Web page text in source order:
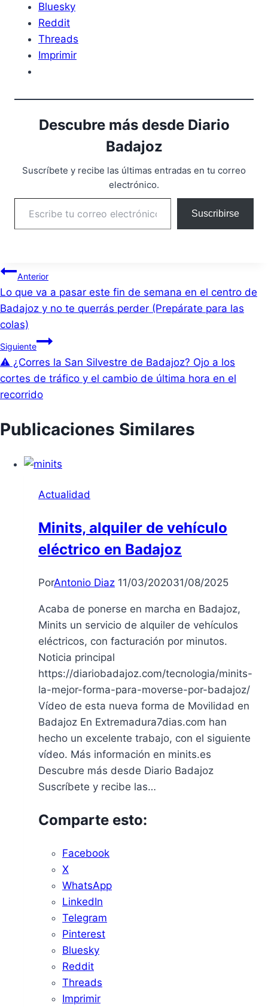
Bluesky
Reddit
Threads
Imprimir
Descubre más desde Diario
Badajoz
Suscríbete y recibe las últimas entradas en tu correo
electrónico.
Escribe tu correo electrónico…
Suscribirse
Navegación
de
entradas
Anterior
Lo que va a pasar este fin de semana en el centro de
Badajoz y no te querrás perder (Prepárate para las
colas)
Siguiente
⚠️ ¿Corres la San Silvestre de Badajoz? Ojo a los
cortes de tráfico y el cambio de última hora en el
recorrido
Publicaciones Similares
Actualidad
Minits, alquiler de vehículo
eléctrico en Badajoz
PorAntonio Diaz 11/03/202031/08/2025
Acaba de ponerse en marcha en Badajoz,
Minits un servicio de alquiler de vehículos
eléctricos, con facturación por minutos.
Noticia principal
https://diariobadajoz.com/tecnologia/minits-
la-mejor-forma-para-moverse-por-badajoz/
Vídeo de esta nueva forma de Movilidad en
Badajoz En Extremadura7dias.com han
hecho un excelente trabajo, con el siguiente
vídeo. Más información en minits.es
Descubre más desde Diario Badajoz
Suscríbete y recibe las…
Comparte esto:
Facebook
X
WhatsApp
LinkedIn
Telegram
Pinterest
Bluesky
Reddit
Threads
Imprimir